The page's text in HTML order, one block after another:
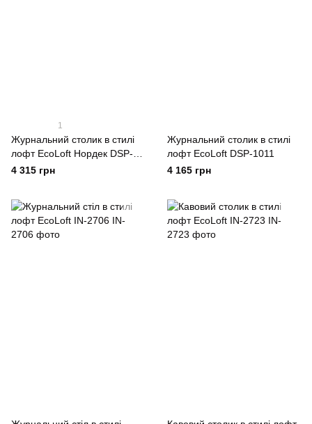
1
Журнальний столик в стилі
лофт EcoLoft Нордек DSP-
1448
4 315 грн
Журнальний столик в стилі
лофт EcoLoft DSP-1011
4 165 грн